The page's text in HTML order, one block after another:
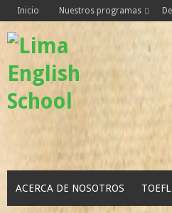
Skip
to
content
Inicio Nuestros programas
ACERCA DE NOSOTROS TOEFL